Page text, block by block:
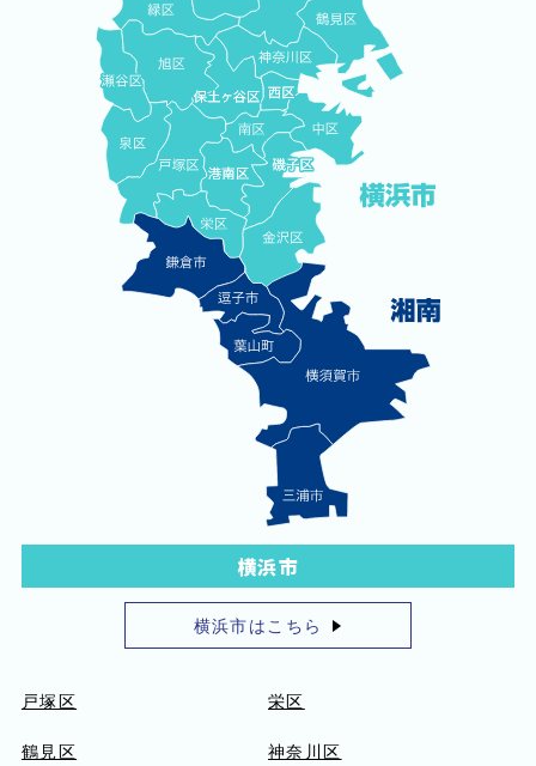
横浜市
横浜市はこちら
戸塚区 栄区
鶴見区 神奈川区